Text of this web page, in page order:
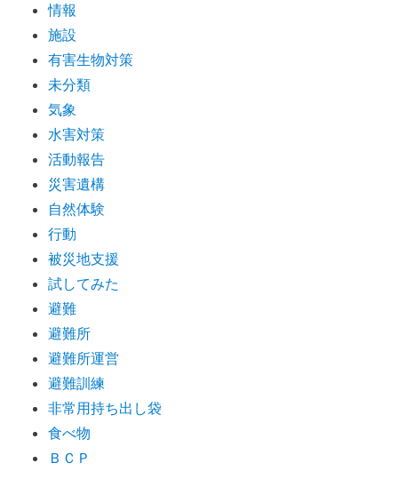
情報
施設
有害生物対策
未分類
気象
水害対策
活動報告
災害遺構
自然体験
行動
被災地支援
試してみた
避難
避難所
避難所運営
避難訓練
非常用持ち出し袋
食べ物
ＢＣＰ